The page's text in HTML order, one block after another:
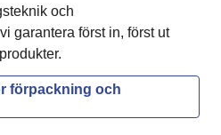
och
garantera först in, först ut
förpackning och